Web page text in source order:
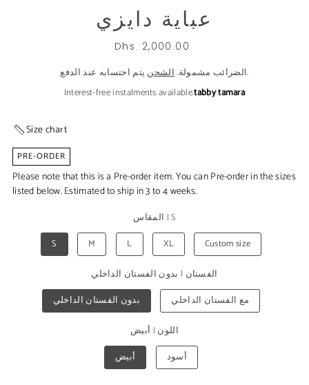
عباية دايزي
Dhs. 2,000.00
الضرائب مشمولة.الشحن
يتم احتسابه عند الدفع.
Interest-free instalments available.tabby|tamara
Size chart
PRE-ORDER
Please note that this is a Pre-order item. You can Pre-order in the sizes
listed below. Estimated to ship in 3 to 4 weeks.
المقاس |S
S
M L XL Custom size
الفستان | بدون الفستان الداخلي
بدون الفستان الداخلي
مع الفستان الداخلي
اللون | أبيض
أبيض
أسود